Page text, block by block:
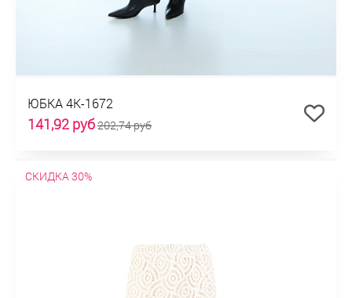
ЮБКА 4К-1672
141,92 руб202,74 руб
СКИДКА 30%